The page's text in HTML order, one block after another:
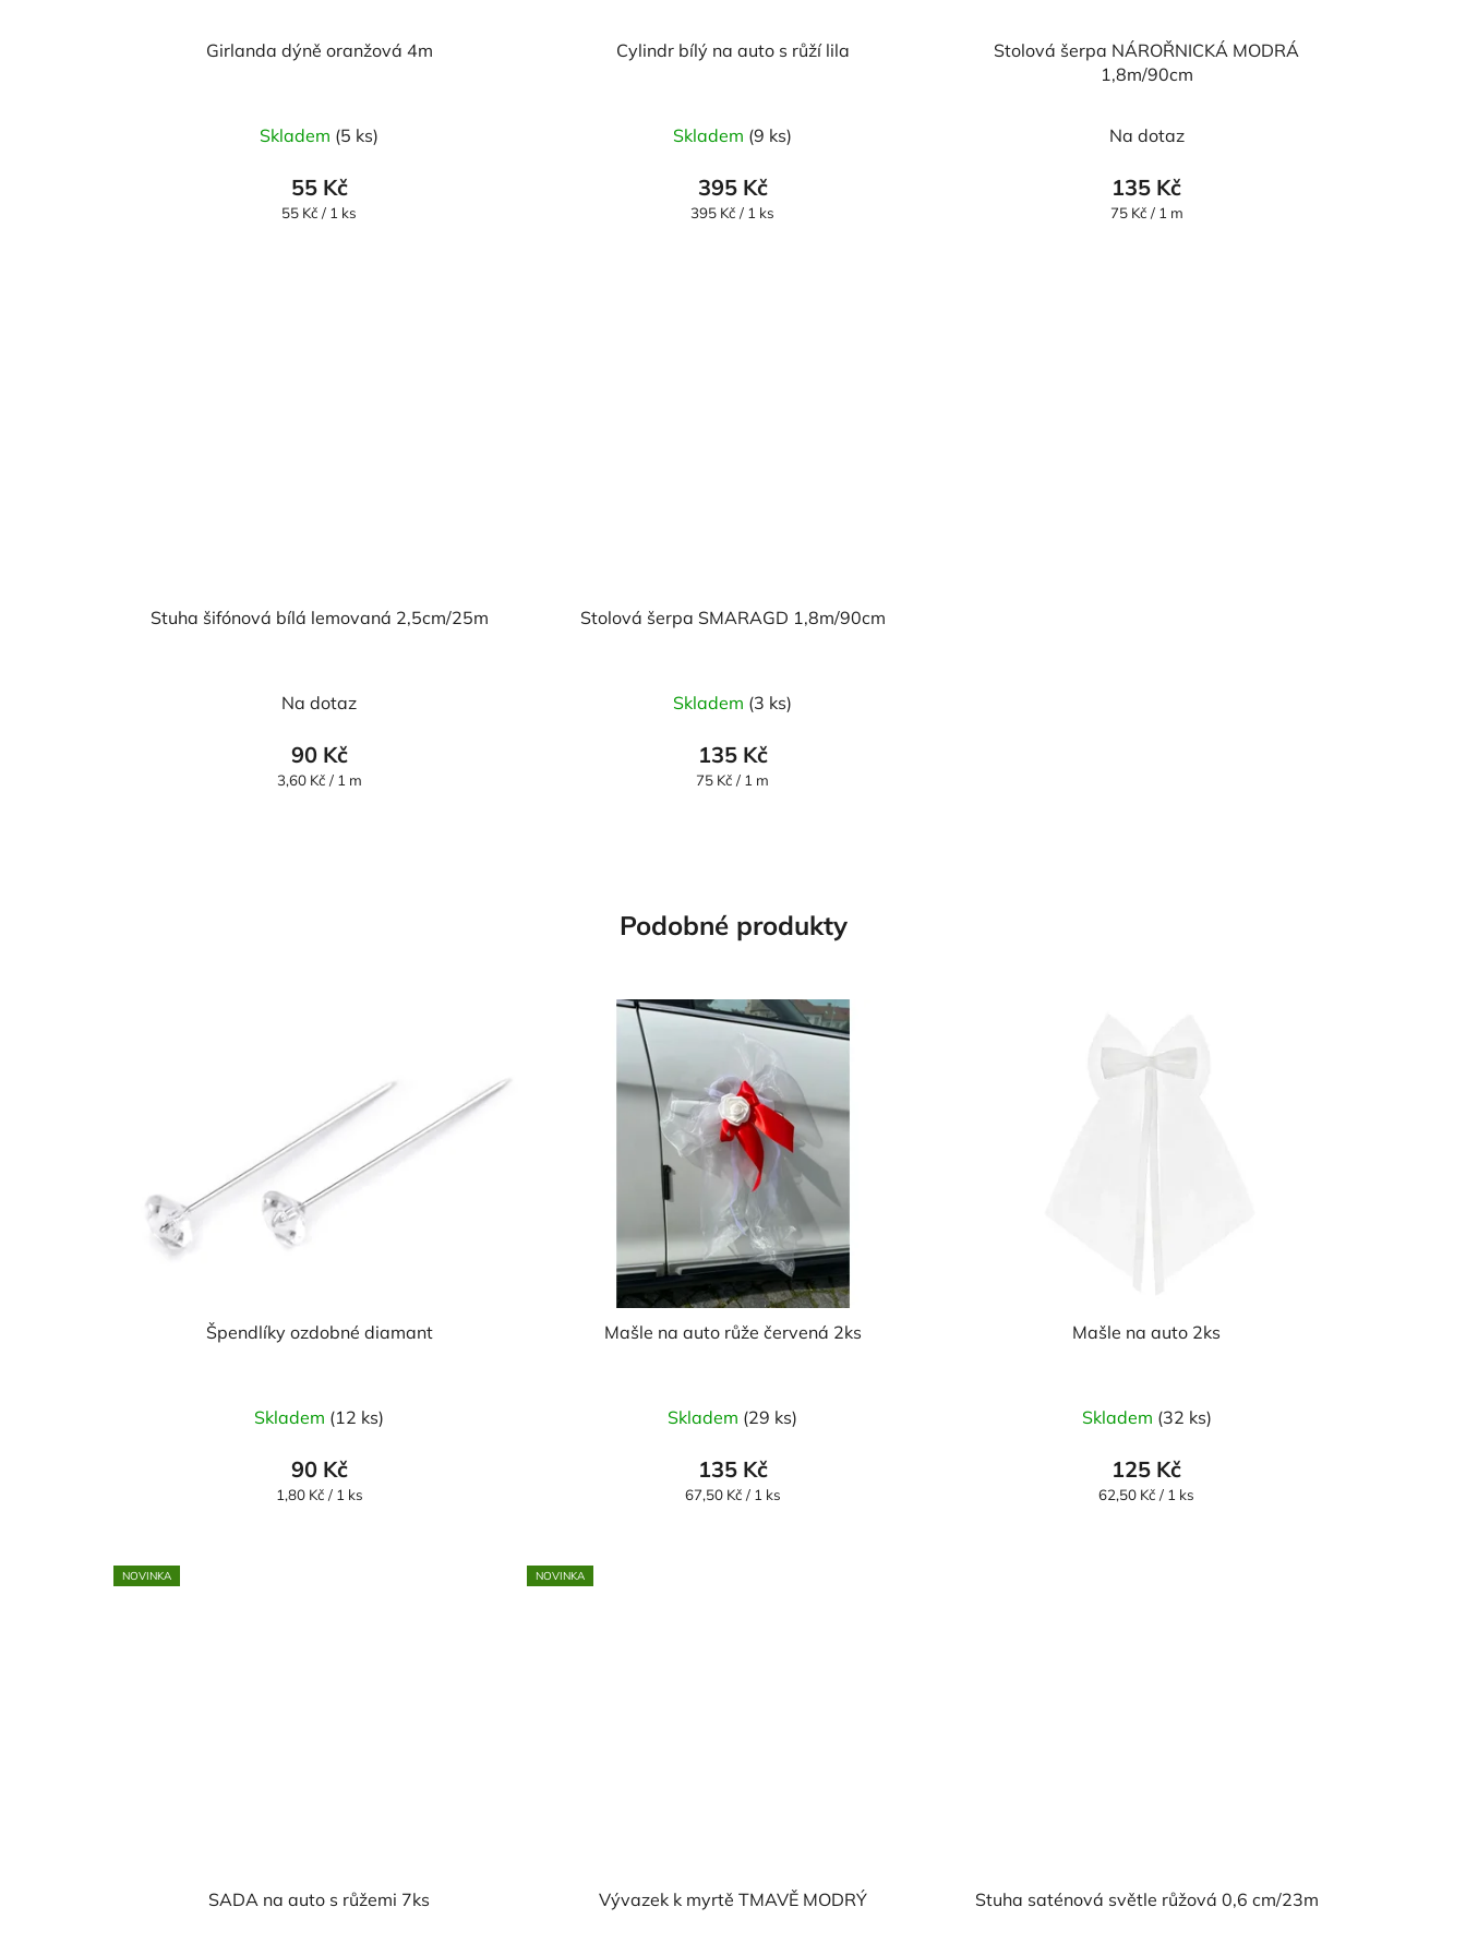
Girlanda dýně oranžová 4m
Skladem (5 ks)
55 Kč
Měrná
55 Kč / 1 ks
Cylindr bílý na auto s růží lila
Skladem (9 ks)
395 Kč
Měrná
395 Kč / 1 ks
Stolová šerpa NÁROŘNICKÁ MODRÁ
1,8m/90cm
Na dotaz
135 Kč
Měrná
75 Kč / 1 m
Stuha šifónová bílá lemovaná 2,5cm/25m
hodnocení
produktu
je
Na dotaz
90 Kč
Měrná
3,60 Kč / 1 m
Stolová šerpa SMARAGD 1,8m/90cm
Skladem (3 ks)
135 Kč
Měrná
75 Kč / 1 m
Podobné produkty
Špendlíky ozdobné diamant
Skladem (12 ks)
90 Kč
Měrná
1,80 Kč / 1 ks
Mašle na auto růže červená 2ks
Skladem (29 ks)
135 Kč
Měrná
67,50 Kč / 1 ks
Mašle na auto 2ks
Skladem (32 ks)
125 Kč
Měrná
62,50 Kč / 1 ks
NOVINKA
SADA na auto s růžemi 7ks
NOVINKA
Vývazek k myrtě TMAVĚ MODRÝ Stuha saténová světle růžová 0,6 cm/23m